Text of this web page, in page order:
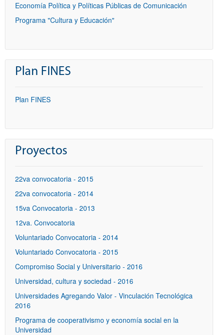
Economía Política y Políticas Públicas de Comunicación
Programa "Cultura y Educación"
Plan FINES
Plan FINES
Proyectos
22va convocatoria - 2015
22va convocatoria - 2014
15va Convocatoria - 2013
12va. Convocatoria
Voluntariado Convocatoria - 2014
Voluntariado Convocatoria - 2015
Compromiso Social y Universitario - 2016
Universidad, cultura y sociedad - 2016
Universidades Agregando Valor - Vinculación Tecnológica
2016
Programa de cooperativismo y economía social en la
Universidad